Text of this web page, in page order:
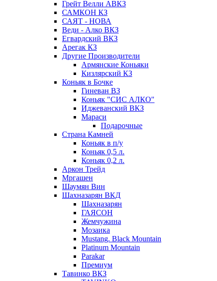
Грейт Велли АВКЗ
САМКОН КЗ
САЯТ - НОВА
Веди - Алко ВКЗ
Егвардский ВКЗ
Арегак КЗ
Другие Производители
Армянские Коньяки
Кизлярский КЗ
Коньяк в Бочке
Гиневан ВЗ
Коньяк "СИС АЛКО"
Иджеванский ВКЗ
Мараси
Подарочные
Страна Камней
Коньяк в п/у
Коньяк 0,5 л.
Коньяк 0,2 л.
Аркон Трейд
Мргашен
Шаумян Вин
Шахназарян ВКД
Шахназарян
ГАЯСОН
Жемчужина
Мозаика
Mustang. Black Mountain
Platinum Mountain
Parakar
Премиум
Тавинко ВКЗ